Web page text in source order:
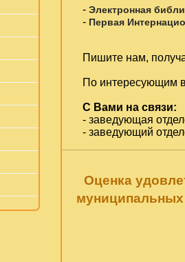
- Электронная
- Первая
Пишите нам,
По интересующим
С Вами на связи:
- заведующая
- заведующий
Оценка
муниципальных